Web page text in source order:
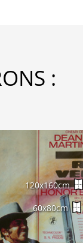
:
120x160cm
60x80cm